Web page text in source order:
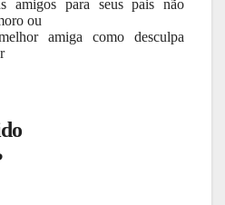
amigos para seus pais não
ou
amiga como desculpa